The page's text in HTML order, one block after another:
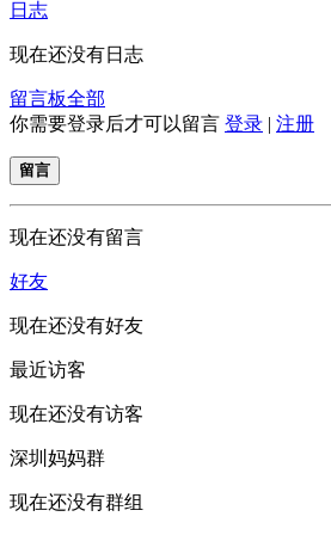
日志
现在还没有日志
留言板全部
你需要登录后才可以留言 登录 | 注册
留言
现在还没有留言
好友
现在还没有好友
最近访客
现在还没有访客
深圳妈妈群
现在还没有群组